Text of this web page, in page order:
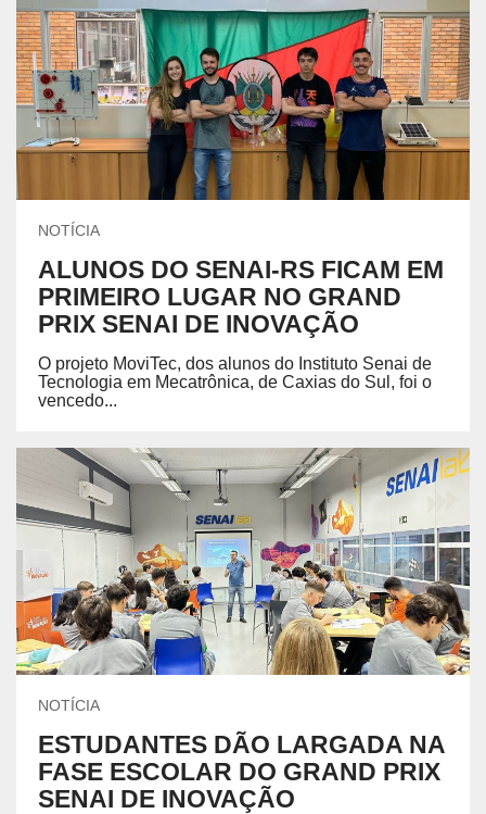
NOTÍCIA
ALUNOS DO SENAI-RS FICAM EM
PRIMEIRO LUGAR NO GRAND
PRIX SENAI DE INOVAÇÃO
O projeto MoviTec, dos alunos do Instituto Senai de
Tecnologia em Mecatrônica, de Caxias do Sul, foi o
vencedo...
NOTÍCIA
ESTUDANTES DÃO LARGADA NA
FASE ESCOLAR DO GRAND PRIX
SENAI DE INOVAÇÃO